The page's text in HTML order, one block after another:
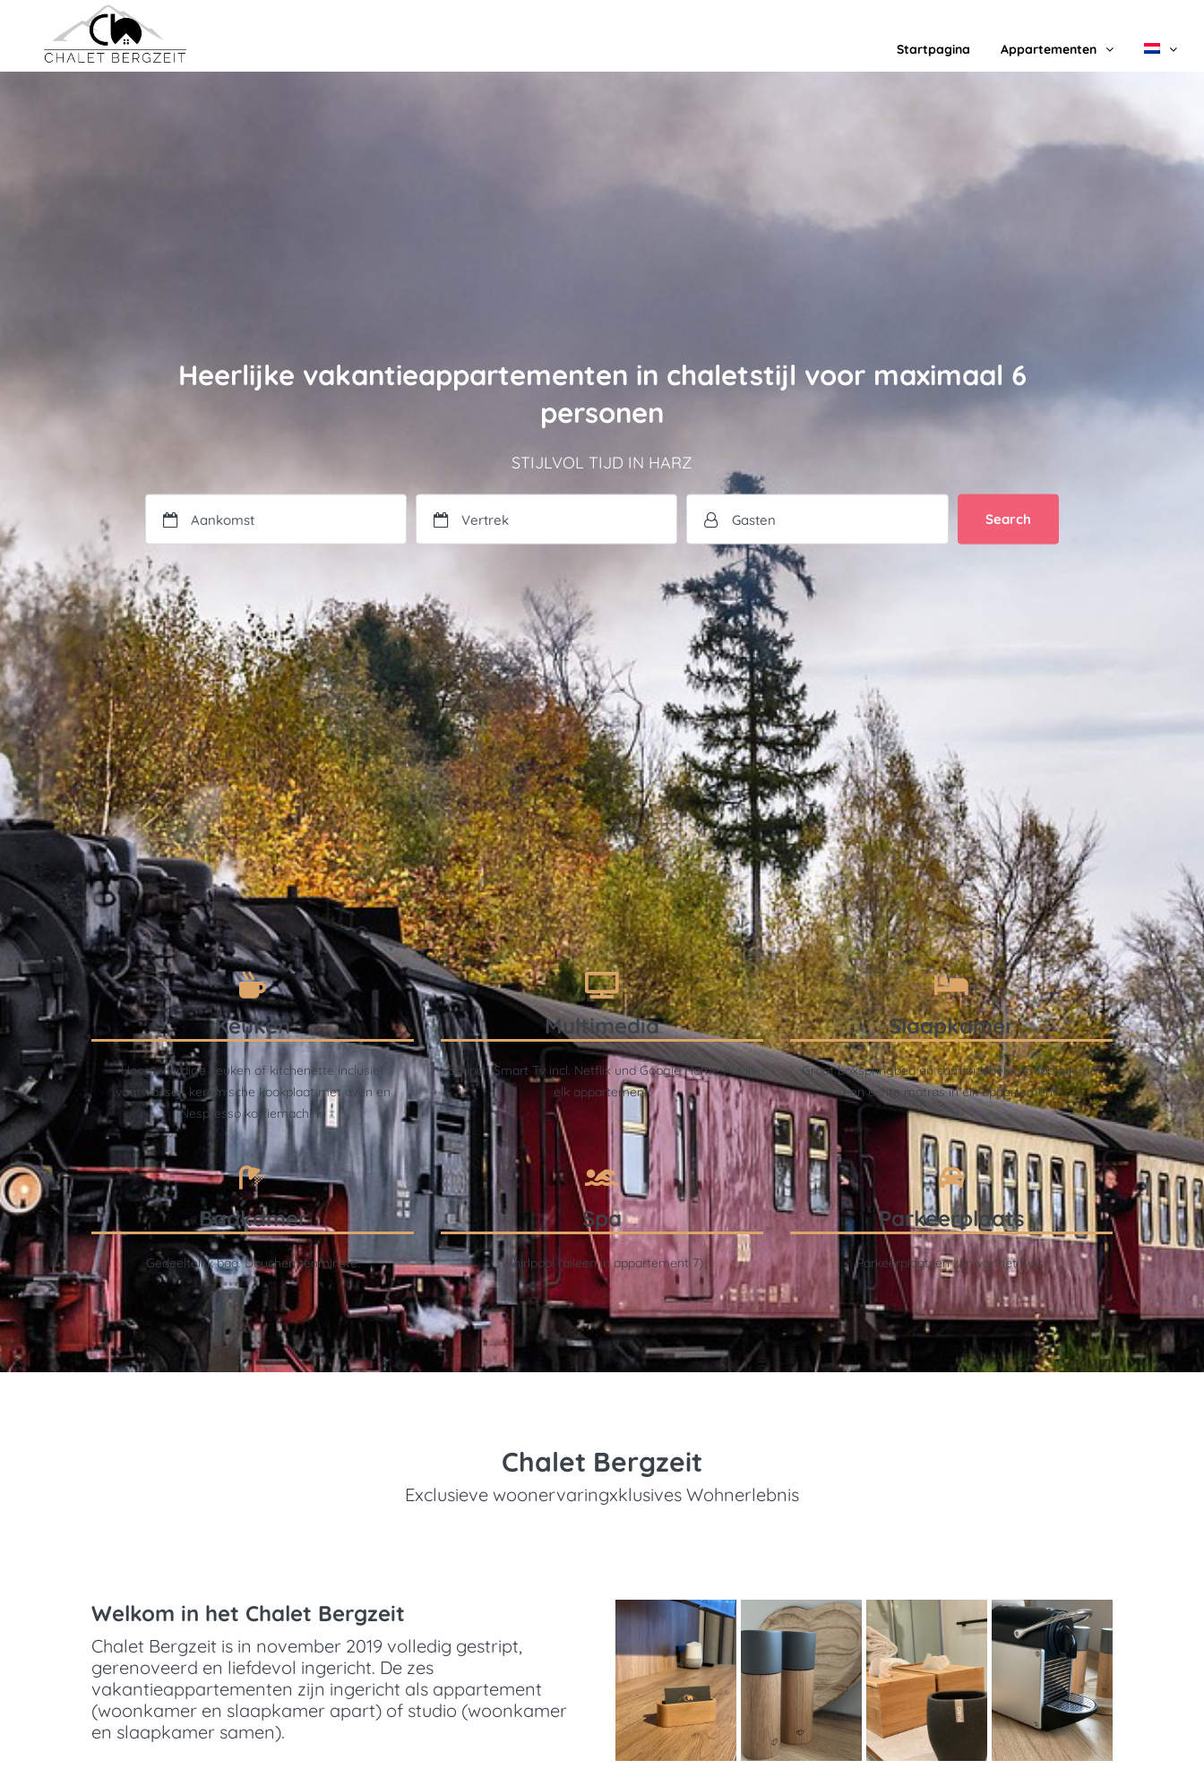
Startpagina Appartementen
Heerlijke vakantieappartementen in chaletstijl voor maximaal 6
personen
STIJLVOL TIJD IN HARZ
Search
Keuken
Hoogwaardige keuken of kitchenette inclusief
vaatwasser, keramische kookplaat met oven en
Nespresso koffiemachine
Multimedia
55 inch Smart Tv incl. Netflix und Google Home Pot in
elk appartement.
Slaapkamer
Groot boxspringbed en comfortabele slaapbank met
een echte matras in elk appartement.
Badkamer
Gedeeltelijk bad. Douchen tenminste.
Spa
Whirlpool (alleen in appartement 7)
Parkeerplaats
Parkeerplaatsen zijn vor het huis.
Chalet Bergzeit
Exclusieve woonervaringxklusives Wohnerlebnis
Welkom in het Chalet Bergzeit
Chalet Bergzeit is in november 2019 volledig gestript,
gerenoveerd en liefdevol ingericht. De zes
vakantieappartementen zijn ingericht als appartement
(woonkamer en slaapkamer apart) of studio (woonkamer
en slaapkamer samen).